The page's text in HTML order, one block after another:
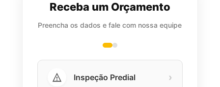
Receba um Orçamento
Preencha os dados e fale com nossa equipe
Inspeção Predial ›